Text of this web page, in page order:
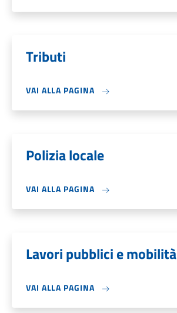
Tributi
VAI ALLA PAGINA
Polizia locale
VAI ALLA PAGINA
Lavori pubblici e
VAI ALLA PAGINA